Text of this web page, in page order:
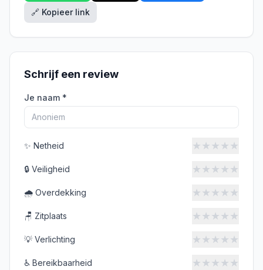
🔗 Kopieer link
Schrijf een review
Je naam *
✨ Netheid ★★★★★
🔒 Veiligheid ★★★★★
🌧️ Overdekking ★★★★★
🪑 Zitplaats ★★★★★
💡 Verlichting ★★★★★
♿ Bereikbaarheid ★★★★★